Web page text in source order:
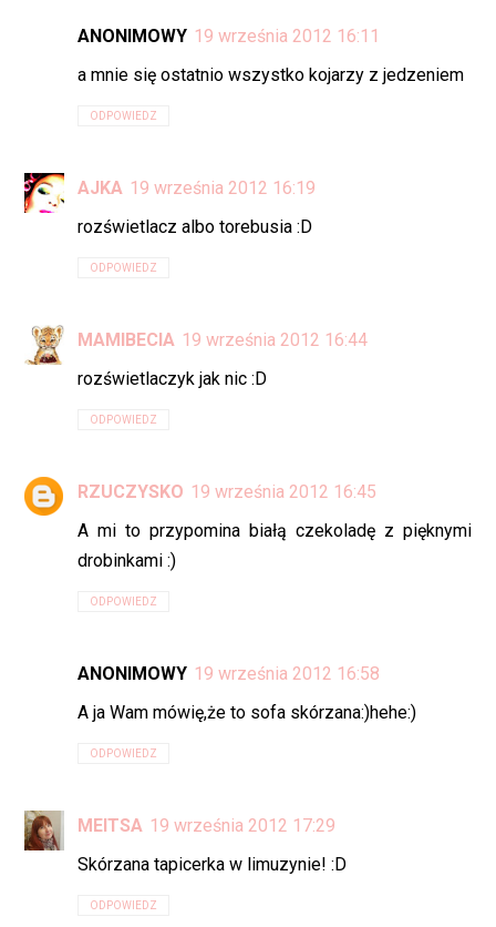
ANONIMOWY 19 września 2012 16:11
a mnie się ostatnio wszystko kojarzy z jedzeniem
ODPOWIEDZ
AJKA 19 września 2012 16:19
rozświetlacz albo torebusia :D
ODPOWIEDZ
MAMIBECIA 19 września 2012 16:44
rozświetlaczyk jak nic :D
ODPOWIEDZ
RZUCZYSKO 19 września 2012 16:45
A mi to przypomina białą czekoladę z pięknymi
drobinkami :)
ODPOWIEDZ
ANONIMOWY 19 września 2012 16:58
A ja Wam mówię,że to sofa skórzana:)hehe:)
ODPOWIEDZ
MEITSA 19 września 2012 17:29
Skórzana tapicerka w limuzynie! :D
ODPOWIEDZ